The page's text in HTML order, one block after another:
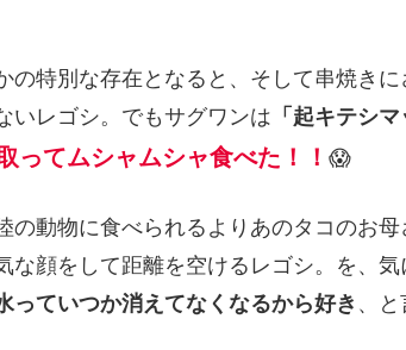
の特別な存在となると、そして串焼き
いレゴシ。でもサグワンは 「起キテシ
ってムシャムシャ食べた！！ 😱
の動物に食べられるよりあのタコのお
顔をして距離を空けるレゴシ。を、気
っていつか消えてなくなるから好き 、